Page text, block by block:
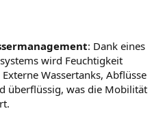
: Dank eines
wird Feuchtigkeit
Wassertanks, Abflüsse
überflüssig, was die Mobilität